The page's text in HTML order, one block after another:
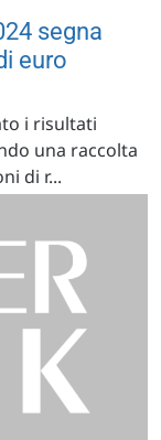
segna
euro
i risultati
una raccolta
di r...